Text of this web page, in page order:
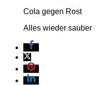
Cola gegen Rost
Alles wieder sauber